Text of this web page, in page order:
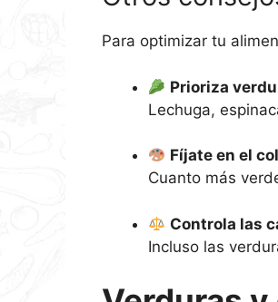
Para optimizar tu
Prioriza
Lechuga,
Fíjate en el
Cuanto más
Controla las
Incluso las